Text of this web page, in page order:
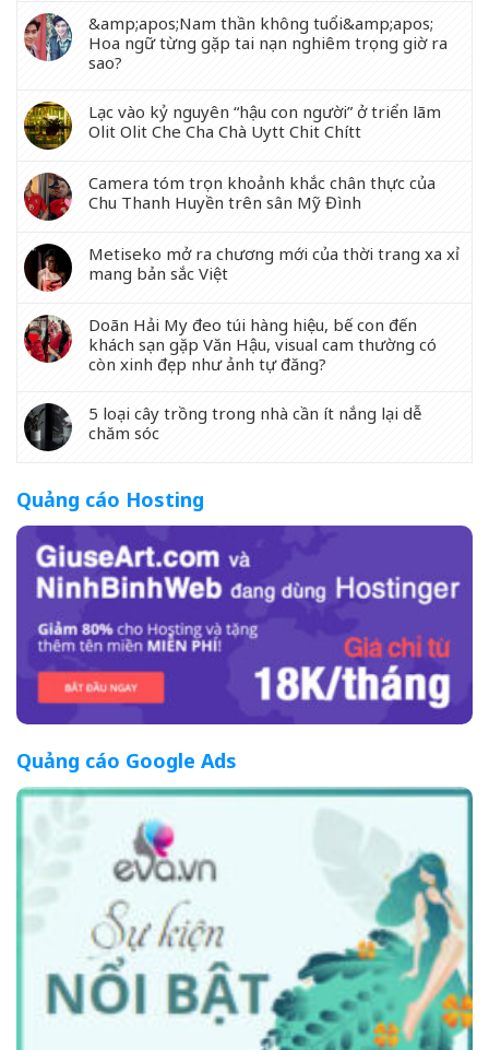
&amp;apos;Nam thần không tuổi&amp;apos;
Hoa ngữ từng gặp tai nạn nghiêm trọng giờ ra
sao?
Lạc vào kỷ nguyên “hậu con người” ở triển lãm
Olit Olit Che Cha Chà Uytt Chit Chítt
Camera tóm trọn khoảnh khắc chân thực của
Chu Thanh Huyền trên sân Mỹ Đình
Metiseko mở ra chương mới của thời trang xa xỉ
mang bản sắc Việt
Doãn Hải My đeo túi hàng hiệu, bế con đến
khách sạn gặp Văn Hậu, visual cam thường có
còn xinh đẹp như ảnh tự đăng?
5 loại cây trồng trong nhà cần ít nắng lại dễ
chăm sóc
Quảng cáo Hosting
Quảng cáo Google Ads